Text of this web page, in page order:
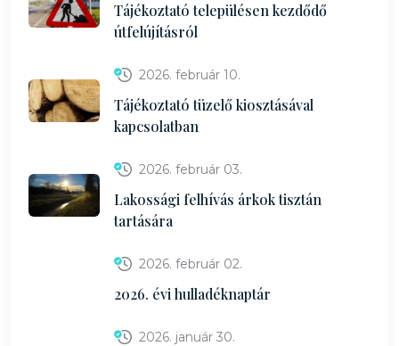
Tájékoztató településen kezdődő
útfelújításról
2026. február 10.
Tájékoztató tüzelő kiosztásával
kapcsolatban
2026. február 03.
Lakossági felhívás árkok tisztán
tartására
2026. február 02.
2026. évi hulladéknaptár
2026. január 30.